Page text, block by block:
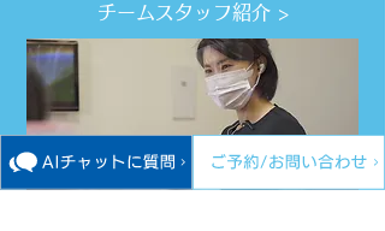
​チームスタッフ紹介 >